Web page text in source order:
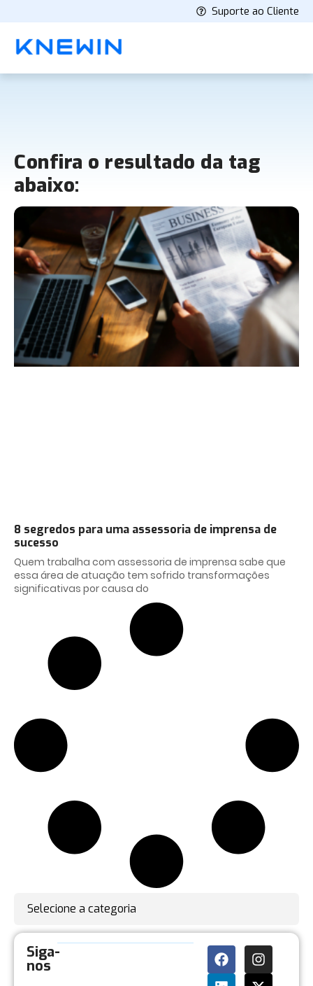
Suporte ao Cliente
Confira o resultado da tag
abaixo:
8 segredos para uma assessoria de imprensa de
sucesso
Quem trabalha com assessoria de imprensa sabe que
essa área de atuação tem sofrido transformações
significativas por causa do
Selecione a categoria
Siga-
nos